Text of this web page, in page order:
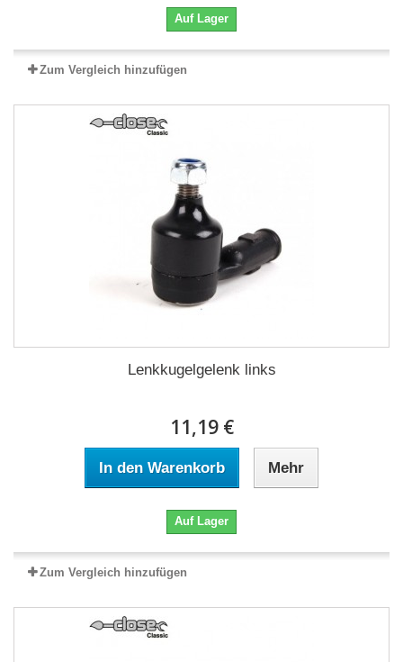
Auf Lager
Zum Vergleich hinzufügen
Lenkkugelgelenk links
11,19 €
In den Warenkorb Mehr
Auf Lager
Zum Vergleich hinzufügen